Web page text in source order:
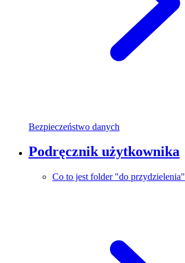
Bezpieczeństwo danych
Podręcznik użytkownika
Co to jest folder "do przydzielenia"